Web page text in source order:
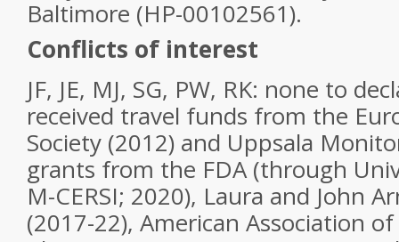
Baltimore (HP-00102561).
Conflicts of interest
JF, JE, MJ, SG, PW, RK: none to
received travel funds from the
Society (2012) and Uppsala
grants from the FDA (through
M-CERSI; 2020), Laura and John
(2017-22), American Association